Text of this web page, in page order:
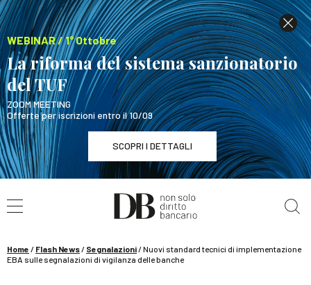
WEBINAR / 1° Ottobre
La riforma del sistema sanzionatorio
del TUF
ZOOM MEETING
Offerte per iscrizioni entro il 10/09
SCOPRI I DETTAGLI
WEBINAR / 1° Ottobre
La riforma del sistema sanzionatorio del TUF
Home / Flash News/ Segnalazioni/Nuovi standard tecnici di implementazione
EBA sulle segnalazioni di vigilanza delle banche